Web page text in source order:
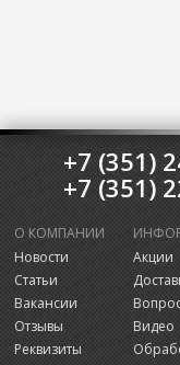
+7 (351)
+7 (351)
О КОМПАНИИ
Новости
Статьи
Вакансии
Отзывы
Реквизиты
Акции
Видео